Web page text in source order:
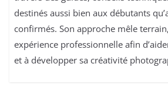
destinés aussi bien aux débutants
confirmés. Son approche mêle
expérience professionnelle afin
et à développer sa créativité